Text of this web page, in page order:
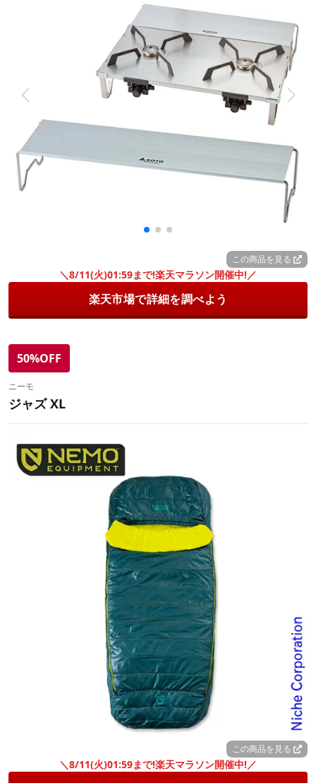
この商品を見る
＼8/11(火)01:59まで!楽天マラソン開催中!／
楽天市場で詳細を調べよう
50%OFF
ニーモ
ジャズ XL
この商品を見る
＼8/11(火)01:59まで!楽天マラソン開催中!／